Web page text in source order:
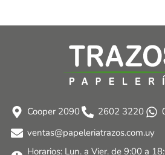
Cooper 2090 2602 3220
ventas@papeleriatrazos.com.uy
Horarios: Lun. a Vier. de 9:00 a